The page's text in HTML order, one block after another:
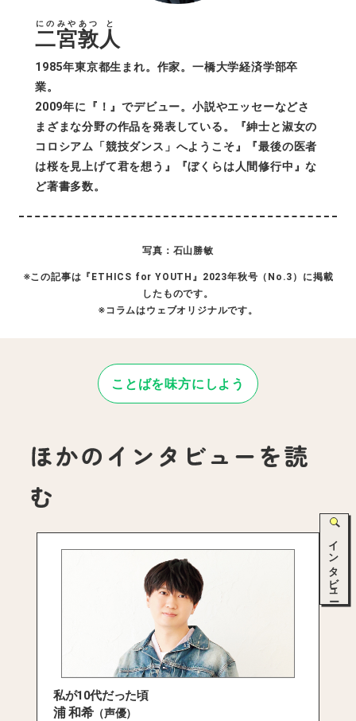
二宮
にのみや
敦
あつ
人
と
1985年東京都生まれ。作家。一橋大学経済学部卒
業。
2009年に『！』でデビュー。小説やエッセーなどさ
まざまな分野の作品を発表している。『紳士と淑女の
コロシアム「競技ダンス」へようこそ』『最後の医者
は桜を見上げて君を想う』『ぼくらは人間修行中』な
ど著書多数。
写真：石山勝敏
※この記事は『ETHICS for YOUTH』2023年秋号（No.3）に掲載
したものです。
※コラムはウェブオリジナルです。
ことばを味方にしよう
ほかのインタビューを読
む
インタビュー
私が10代だった頃
浦 和希（声優）